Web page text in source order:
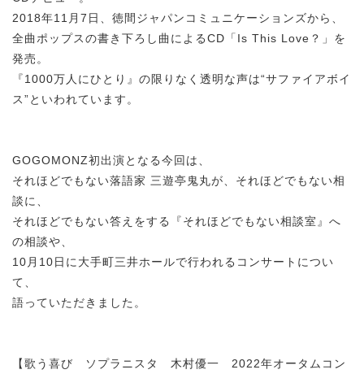
2018年11月7日、徳間ジャパンコミュニケーションズから、
全曲ポップスの書き下ろし曲によるCD「Is This Love？」を
発売。
『1000万人にひとり』の限りなく透明な声は“サファイアボイ
ス”といわれています。
GOGOMONZ初出演となる今回は、
それほどでもない落語家 三遊亭鬼丸が、それほどでもない相
談に、
それほどでもない答えをする『それほどでもない相談室』へ
の相談や、
10月10日に大手町三井ホールで行われるコンサートについ
て、
語っていただきました。
【歌う喜び ソプラニスタ 木村優一 2022年オータムコン